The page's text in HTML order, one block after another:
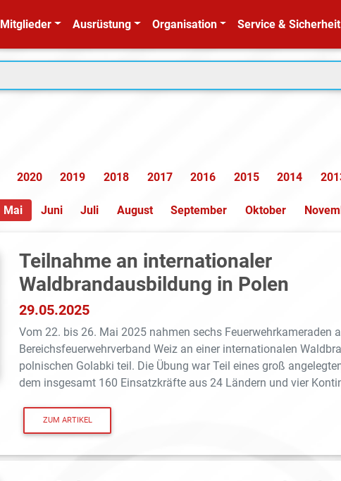
Mitglieder Ausrüstung Organisation Service & Sicherheit
2020 2019 2018 2017 2016 2015 2014
Mai Juni Juli August September Oktober
Teilnahme an internationaler
Waldbrandausbildung in Polen
29.05.2025
Vom 22. bis 26. Mai 2025 nahmen sechs Feuerwehrkameraden
Bereichsfeuerwehrverband Weiz an einer internationalen
polnischen Golabki teil. Die Übung war Teil eines groß
dem insgesamt 160 Einsatzkräfte aus 24 Ländern und vier
ZUM ARTIKEL